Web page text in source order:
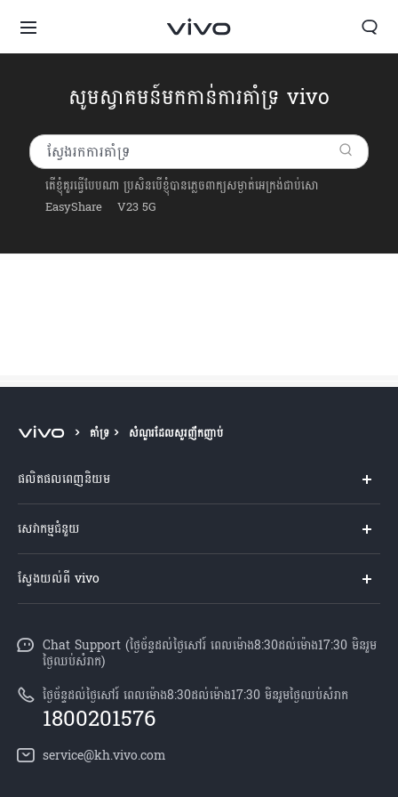
សូមស្វាគមន៍មកកាន់ការគាំទ្រ vivo
តើខ្ញុំគួរធ្វើបែបណា ប្រសិនបើខ្ញុំបានភ្លេចពាក្យសម្ងាត់អេក្រង់ជាប់សោ
EasyShare
V23 5G
គាំទ្រ សំណួរដែលសួរញឹកញាប់
ផលិតផលពេញនិយម
V60 Lite
V60 5G
V50 Lite
បណ្តាហាងលក់
គ្រប់ម៉ូឌែល
សេវាកម្មជំនួយ
មជ្ឈមណ្ឌល​សេវាកម្ម
Funtouch OS
ការផ្ទៀងផ្ទាត់ IMEI
ពិនិត្យតម្លៃគ្រឿងបន្លាស់
សេវាកម្មជួសជុលដោយដឹកយកទៅជូន
ស្វែងយល់ពី vivo
ព័ត៌មាន
អាជីពនៅ vivo
សេចក្តីជូនដំណឹងផ្លូវច្បាប់
អំពី​ពួក​យើង
Chat Support (ថ្ងៃច័ន្ទដល់ថ្ងៃសៅរ៍ ពេលម៉ោង8:30ដល់ម៉ោង17:30 មិនរួម
ថ្ងៃឈប់សំរាក)
ថ្ងៃច័ន្ទដល់ថ្ងៃសៅរ៍ ពេលម៉ោង8:30ដល់ម៉ោង17:30 មិនរួមថ្ងៃឈប់សំរាក
1800201576
service@kh.vivo.com